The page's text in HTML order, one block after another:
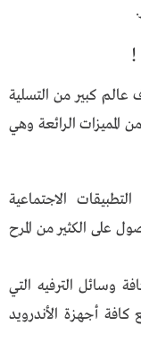
!
كبير من التسلية
المميزات الرائعة وهي
الاجتماعية
على الكثير من المرح
مجانية 100٪، وكافة وسائل الترفيه التي
أجهزة الأندرويد